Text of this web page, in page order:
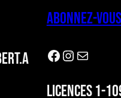
ABONNEZ-VOUS
Facebook Instagram Newsletter
LICENCES 1-